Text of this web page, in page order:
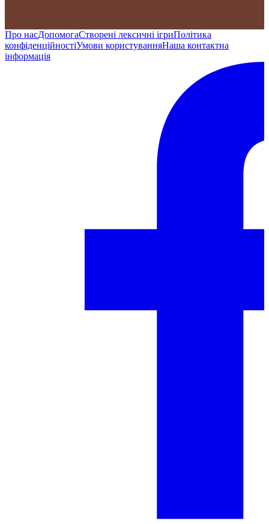
Про насДопомогаСтворені лексичні ігриПолітика
конфіденційностіУмови користуванняНаша контактна
інформація